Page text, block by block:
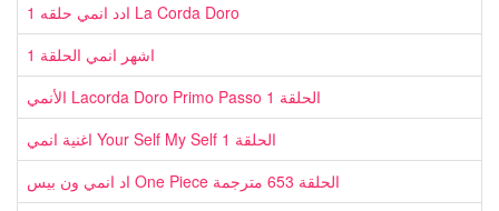
ادد انمي حلقه 1 La Corda Doro
اشهر انمي الحلقة 1
الأنمي Lacorda Doro Primo Passo الحلقة 1
اغنية انمي Your Self My Self الحلقة 1
اد انمي ون بيس One Piece الحلقة 653 مترجمة